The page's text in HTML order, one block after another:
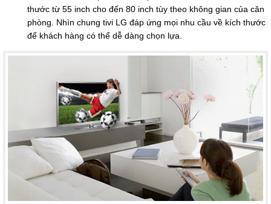
thước từ 55 inch cho đến 80 inch tùy theo không gian của căn
phòng. Nhìn chung tivi LG đáp ứng mọi nhu cầu về kích thước
để khách hàng có thể dễ dàng chọn lựa.